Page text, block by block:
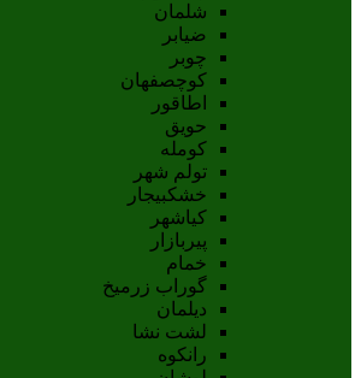
شلمان
ضیابر
چوبر
کوچصفهان
اطاقور
حویق
کومله
تولم شهر
خشکبیجار
کیاشهر
پیربازار
خمام
گوراب زرمیخ
دیلمان
لشت نشا
رانکوه